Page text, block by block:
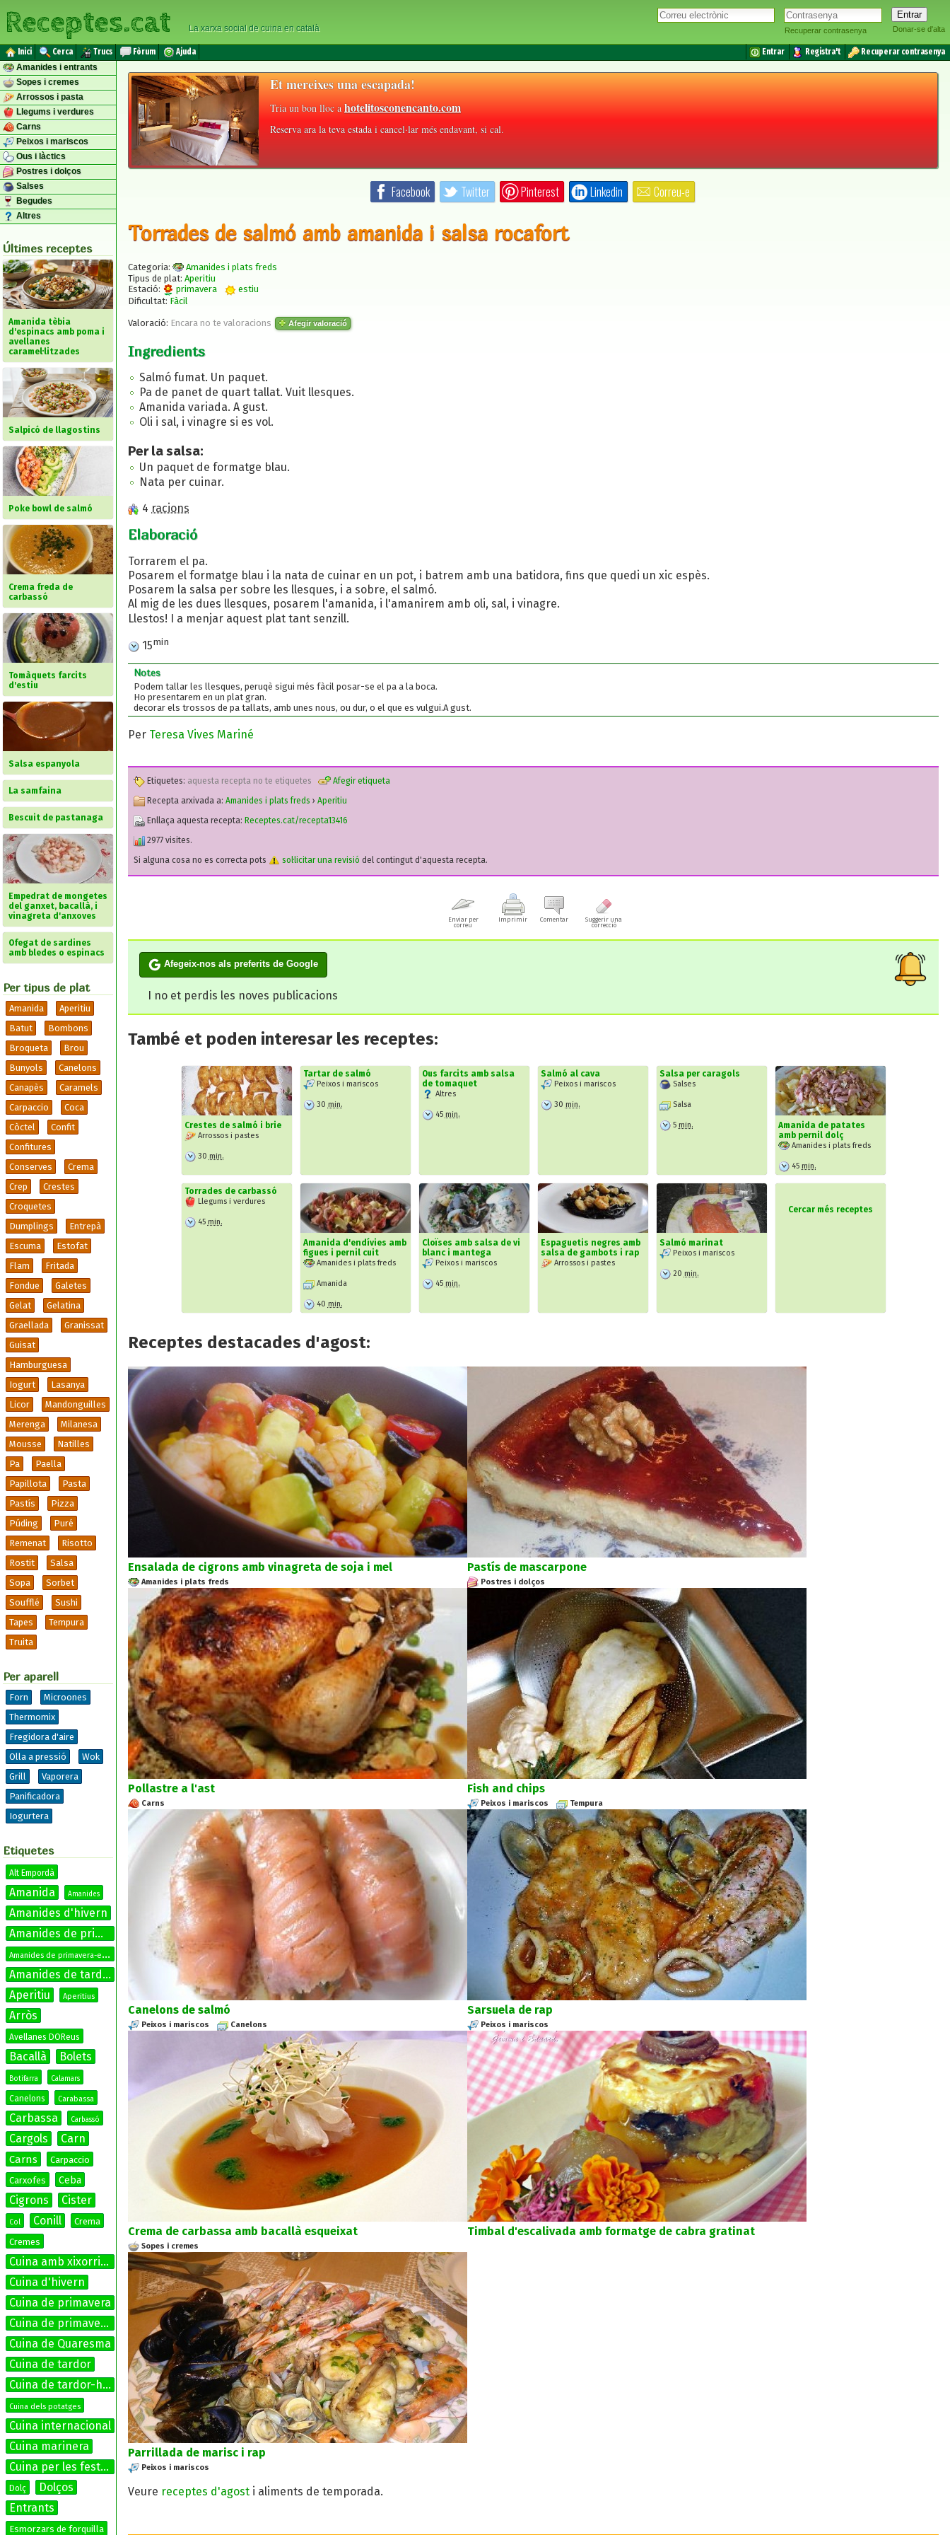
Recuperar contrasenya Donar-se d'alta
Receptes.cat La xarxa social de cuina en català
Inici Cerca Trucs Fòrum Ajuda Entrar Registra't
Recuperar contrasenya
Amanides i entrants
Sopes i cremes
Arrossos i pasta
Llegums i verdures
Carns
Peixos i mariscos
Ous i làctics
Postres i dolços
Salses
Begudes
Altres
Últimes receptes
Amanida tèbia
d'espinacs amb poma i
avellanes
caramel·litzades
Salpicó de llagostins
Poke bowl de salmó
Crema freda de
carbassó
Tomàquets farcits
d'estiu
Salsa espanyola
La samfaina
Bescuit de pastanaga
Empedrat de mongetes
del ganxet, bacallà, i
vinagreta d'anxoves
Ofegat de sardines
amb bledes o espinacs
Per tipus de plat
Amanida
Aperitiu
Batut
Bombons
Broqueta
Brou
Bunyols
Canelons
Canapès
Caramels
Carpaccio
Coca
Còctel
Confit
Confitures
Conserves
Crema
Crep
Crestes
Croquetes
Dumplings
Entrepà
Escuma
Estofat
Flam
Fritada
Fondue
Galetes
Gelat
Gelatina
Graellada
Granissat
Guisat
Hamburguesa
Iogurt
Lasanya
Licor
Mandonguilles
Merenga
Milanesa
Mousse
Natilles
Pa
Paella
Papillota
Pasta
Pastís
Pizza
Púding
Puré
Remenat
Risotto
Rostit
Salsa
Sopa
Sorbet
Soufflé
Sushi
Tapes
Tempura
Truita
Per aparell
Forn
Microones
Thermomix
Fregidora d'aire
Olla a pressió
Wok
Grill
Vaporera
Panificadora
Iogurtera
Etiquetes
Alt Empordà
Amanida Amanides
Amanides d'hivern
Amanides de primavera
A
manides de primavera-estiu
Amanides de tardor
Aperitiu
Aperitius
Arròs
Avellanes DOReus
Bacallà Bolets
Botifarra Calamars
Canelons Carabassa
Carbassa Carbassó
Cargols Carn
Carns
Carpaccio
Carxofes
Ceba
Cigrons Cister
Col Conill
Crema
Cremes
Cuina amb xixorrites
Cuina d'hivern
Cuina de primavera
Cuina de primavera-estiu
Cuina de Quaresma
Cuina de tardor
Cuina de tardor-hivern
Cuina dels potatges
Cuina internacional
Cuina marinera
Cuina per les festes
Dolç
Dolços
Entrants
Esmorzars de forquilla
Et mereixes una escapada!
Tria un bon lloc ahotelitosconencanto.com
Reserva ara la teva estada i cancel·lar més endavant, si cal.
Facebook Twitter Pinterest Linkedin Correu-e
Torrades de salmó amb amanida i salsa rocafort
Categoria:
Amanides i plats freds
Tipus de plat: Aperitiu
Estació:
primavera
estiu
Dificultat: Fàcil
Valoració: Encara no te valoracions Afegir valoració
Ingredients
Salmó fumat. Un paquet.
Pa de panet de quart tallat. Vuit llesques.
Amanida variada. A gust.
Oli i sal, i vinagre si es vol.
Per la salsa:
Un paquet de formatge blau.
Nata per cuinar.
4 racions
Elaboració
Torrarem el pa.
Posarem el formatge blau i la nata de cuinar en un pot, i batrem amb una batidora, fins que quedi un xic espès.
Posarem la salsa per sobre les llesques, i a sobre, el salmó.
Al mig de les dues llesques, posarem l'amanida, i l'amanirem amb oli, sal, i vinagre.
Llestos! I a menjar aquest plat tant senzill.
15min
Notes
Podem tallar les llesques, peruqè sigui més fàcil posar-se el pa a la boca.
Ho presentarem en un plat gran.
decorar els trossos de pa tallats, amb unes nous, ou dur, o el que es vulgui.A gust.
Per Teresa Vives Mariné
Etiquetes: aquesta recepta no te etiquetes
Afegir etiqueta
Recepta arxivada a: Amanides i plats freds › Aperitiu
Enllaça aquesta recepta: Receptes.cat/recepta13416
2977 visites.
Si alguna cosa no es correcta pots
sol·licitar una revisió del contingut d'aquesta recepta.
Enviar per
correu
Imprimir Comentar
Suggerir una
correcció
Afegeix-nos als preferits de Google
I no et perdis les noves publicacions
També et poden interesar les receptes:
Crestes de salmó i brie
Arrossos i pastes
30 min.
Tartar de salmó
Peixos i mariscos
30 min.
Ous farcits amb salsa
de tomaquet
Altres
45 min.
Salmó al cava
Peixos i mariscos
30 min.
Salsa per caragols
Salses
Salsa
5 min.
Amanida de patates
amb pernil dolç
Amanides i plats freds
45 min.
Torrades de carbassó
Llegums i verdures
45 min.
Amanida d'endívies amb
figues i pernil cuit
Amanides i plats freds
Amanida
40 min.
Cloïses amb salsa de vi
blanc i mantega
Peixos i mariscos
45 min.
Espaguetis negres amb
salsa de gambots i rap
Arrossos i pastes
Salmó marinat
Peixos i mariscos
20 min.
Cercar més receptes
Receptes destacades d'agost:
Ensalada de cigrons amb vinagreta de soja i mel
Amanides i plats freds
Pastís de mascarpone
Postres i dolços
Pollastre a l'ast
Carns
Fish and chips
Peixos i mariscos Tempura
Canelons de salmó
Peixos i mariscos Canelons
Sarsuela de rap
Peixos i mariscos
Crema de carbassa amb bacallà esqueixat
Sopes i cremes
Timbal d'escalivada amb formatge de cabra gratinat
Parrillada de marisc i rap
Peixos i mariscos
Veure receptes d'agost i aliments de temporada.